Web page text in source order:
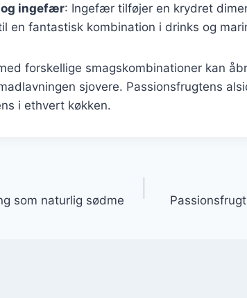
ingefær: Ingefær tilføjer en krydret
en fantastisk kombination i drinks og
forskellige smagskombinationer kan
sjovere. Passionsfrugtens
i ethvert køkken.
som naturlig sødme